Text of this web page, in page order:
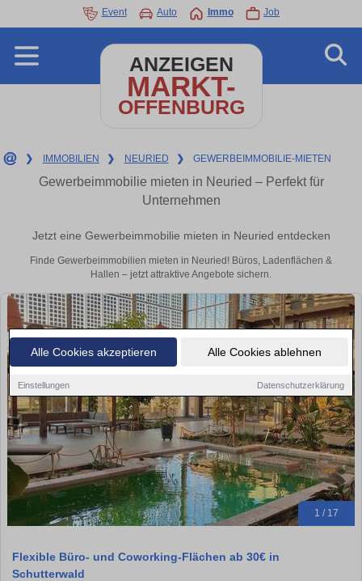
Alle Cookies akzeptieren Alle Cookies ablehnen
Einstellungen Datenschutzerklärung
Event Auto Immo Job
ANZEIGEN
MARKT-
OFFENBURG
❯ IMMOBILIEN ❯ NEURIED ❯ GEWERBEIMMOBILIE-MIETEN
Gewerbeimmobilie mieten in Neuried – Perfekt für
Unternehmen
Jetzt eine Gewerbeimmobilie mieten in Neuried entdecken
Finde Gewerbeimmobilien mieten in Neuried! Büros, Ladenflächen &
Hallen – jetzt attraktive Angebote sichern.
1 / 17
Flexible Büro- und Coworking-Flächen ab 30€ in
Schutterwald